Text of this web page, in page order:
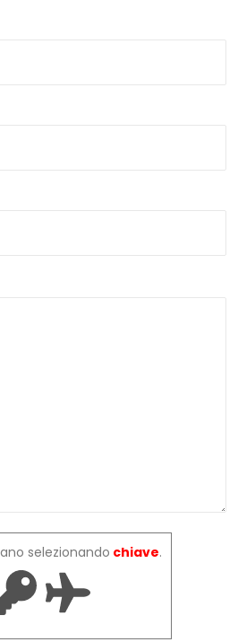
selezionando chiave.